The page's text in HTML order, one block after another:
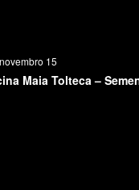
novembro 15
Maia Tolteca –